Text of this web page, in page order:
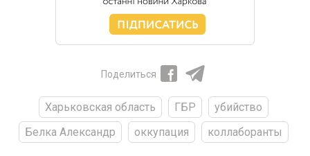
Поделиться
Харьковская область ГБР
убийство
Белка Александр
оккупация коллаборанты